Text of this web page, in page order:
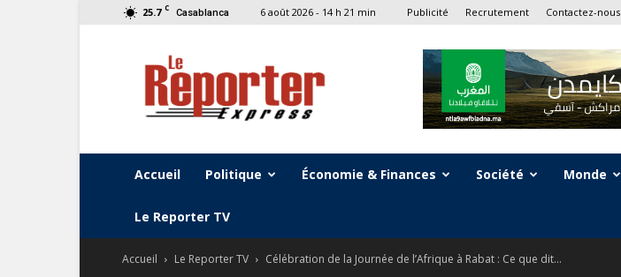
25.7 C Casablanca 6 août 2026 - 14 h 21 min Publicité Recrutement Contactez-nous
Le
Reporter
Express
Accueil Politique Économie & Finances Société Monde
Le Reporter TV
Accueil Le Reporter TV Célébration de la Journée de l’Afrique à Rabat : Ce que dit...